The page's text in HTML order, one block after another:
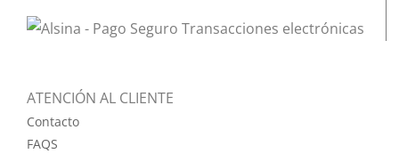
ATENCIÓN AL CLIENTE
Contacto
FAQS